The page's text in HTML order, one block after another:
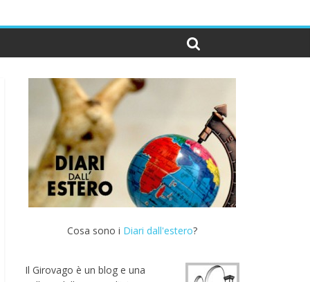
Cosa sono i Diari dall'estero?
Il Girovago è un blog e una